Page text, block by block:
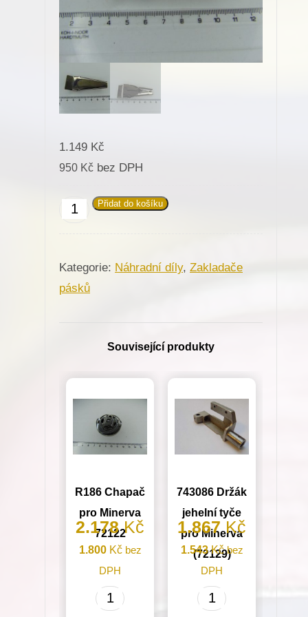
1.149 Kč
950 Kč bez DPH
Zakladač
pásku
K416
Přidat do košíku
Kategorie: Náhradní díly, Zakladače
pásků
Související produkty
R186 Chapač
pro Minerva
72122
2.178Kč
1.800 Kčbez
DPH
R186
743086 Držák
jehelní tyče
pro Minerva
(72129)
1.867Kč
1.543Kčbez
DPH
743086